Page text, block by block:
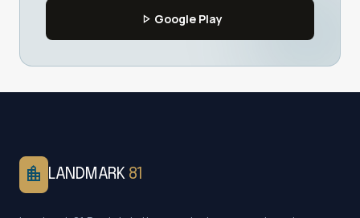
play_arrow Google Play
location_city LANDMARK 81